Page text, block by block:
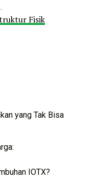
Fisik
yang Tak Bisa
IOTX?